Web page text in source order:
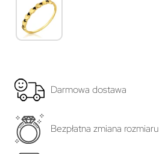
Darmowa dostawa
Bezpłatna zmiana rozmiaru